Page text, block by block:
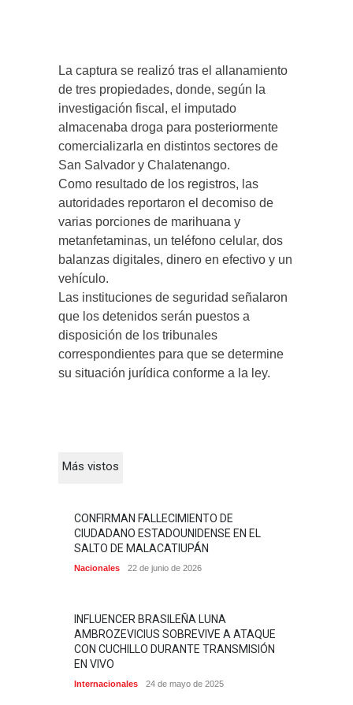
La captura se realizó tras el allanamiento
de tres propiedades, donde, según la
investigación fiscal, el imputado
almacenaba droga para posteriormente
comercializarla en distintos sectores de
San Salvador y Chalatenango.
Como resultado de los registros, las
autoridades reportaron el decomiso de
varias porciones de marihuana y
metanfetaminas, un teléfono celular, dos
balanzas digitales, dinero en efectivo y un
vehículo.
Las instituciones de seguridad señalaron
que los detenidos serán puestos a
disposición de los tribunales
correspondientes para que se determine
su situación jurídica conforme a la ley.
Más vistos
CONFIRMAN FALLECIMIENTO DE
CIUDADANO ESTADOUNIDENSE EN EL
SALTO DE MALACATIUPÁN
Nacionales 22 de junio de 2026
INFLUENCER BRASILEÑA LUNA
AMBROZEVICIUS SOBREVIVE A ATAQUE
CON CUCHILLO DURANTE TRANSMISIÓN
EN VIVO
Internacionales 24 de mayo de 2025